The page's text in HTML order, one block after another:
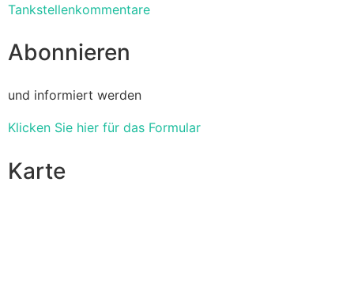
Tankstellenkommentare
Abonnieren
und informiert werden
Klicken Sie hier für das Formular
Karte